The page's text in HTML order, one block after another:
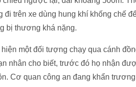
trên xe dùng hung khí khống chế
bị thương khá nặng.
một đối tượng chạy qua cánh
nhân cho biết, trước đó họ nhận
Cơ quan công an đang khẩn